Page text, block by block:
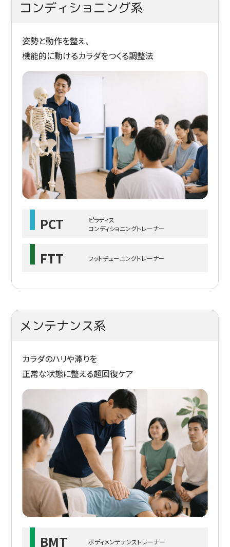
コンディショニング系
姿勢と動作を整え、
機能的に動けるカラダをつくる調整法
PCT
ピラティス
コンディショニングトレーナー
FTT フットチューニングトレーナー
メンテナンス系
カラダのハリや滞りを
正常な状態に整える超回復ケア
BMT ボディメンテナンストレーナー